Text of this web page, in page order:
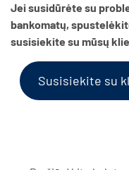
Jei susidūrėte su
bankomatų,
susisiekite su mūsų
Susisiekite su